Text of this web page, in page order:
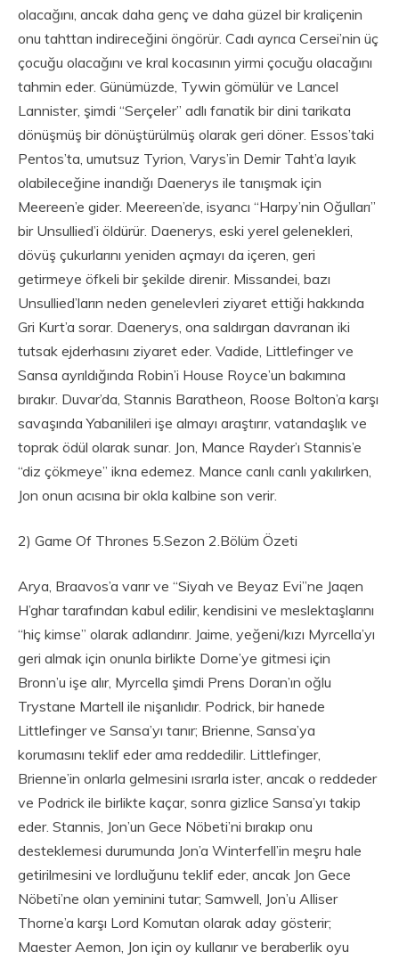
olacağını, ancak daha genç ve daha güzel bir kraliçenin
onu tahttan indireceğini öngörür. Cadı ayrıca Cersei’nin üç
çocuğu olacağını ve kral kocasının yirmi çocuğu olacağını
tahmin eder. Günümüzde, Tywin gömülür ve Lancel
Lannister, şimdi “Serçeler” adlı fanatik bir dini tarikata
dönüşmüş bir dönüştürülmüş olarak geri döner. Essos’taki
Pentos’ta, umutsuz Tyrion, Varys’in Demir Taht’a layık
olabileceğine inandığı Daenerys ile tanışmak için
Meereen’e gider. Meereen’de, isyancı “Harpy’nin Oğulları”
bir Unsullied’i öldürür. Daenerys, eski yerel gelenekleri,
dövüş çukurlarını yeniden açmayı da içeren, geri
getirmeye öfkeli bir şekilde direnir. Missandei, bazı
Unsullied’ların neden genelevleri ziyaret ettiği hakkında
Gri Kurt’a sorar. Daenerys, ona saldırgan davranan iki
tutsak ejderhasını ziyaret eder. Vadide, Littlefinger ve
Sansa ayrıldığında Robin’i House Royce’un bakımına
bırakır. Duvar’da, Stannis Baratheon, Roose Bolton’a karşı
savaşında Yabanilileri işe almayı araştırır, vatandaşlık ve
toprak ödül olarak sunar. Jon, Mance Rayder’ı Stannis’e
“diz çökmeye” ikna edemez. Mance canlı canlı yakılırken,
Jon onun acısına bir okla kalbine son verir.
2) Game Of Thrones 5.Sezon 2.Bölüm Özeti
Arya, Braavos’a varır ve “Siyah ve Beyaz Evi”ne Jaqen
H’ghar tarafından kabul edilir, kendisini ve meslektaşlarını
“hiç kimse” olarak adlandırır. Jaime, yeğeni/kızı Myrcella’yı
geri almak için onunla birlikte Dorne’ye gitmesi için
Bronn’u işe alır, Myrcella şimdi Prens Doran’ın oğlu
Trystane Martell ile nişanlıdır. Podrick, bir hanede
Littlefinger ve Sansa’yı tanır; Brienne, Sansa’ya
korumasını teklif eder ama reddedilir. Littlefinger,
Brienne’in onlarla gelmesini ısrarla ister, ancak o reddeder
ve Podrick ile birlikte kaçar, sonra gizlice Sansa’yı takip
eder. Stannis, Jon’un Gece Nöbeti’ni bırakıp onu
desteklemesi durumunda Jon’a Winterfell’in meşru hale
getirilmesini ve lordluğunu teklif eder, ancak Jon Gece
Nöbeti’ne olan yeminini tutar; Samwell, Jon’u Alliser
Thorne’a karşı Lord Komutan olarak aday gösterir;
Maester Aemon, Jon için oy kullanır ve beraberlik oyu